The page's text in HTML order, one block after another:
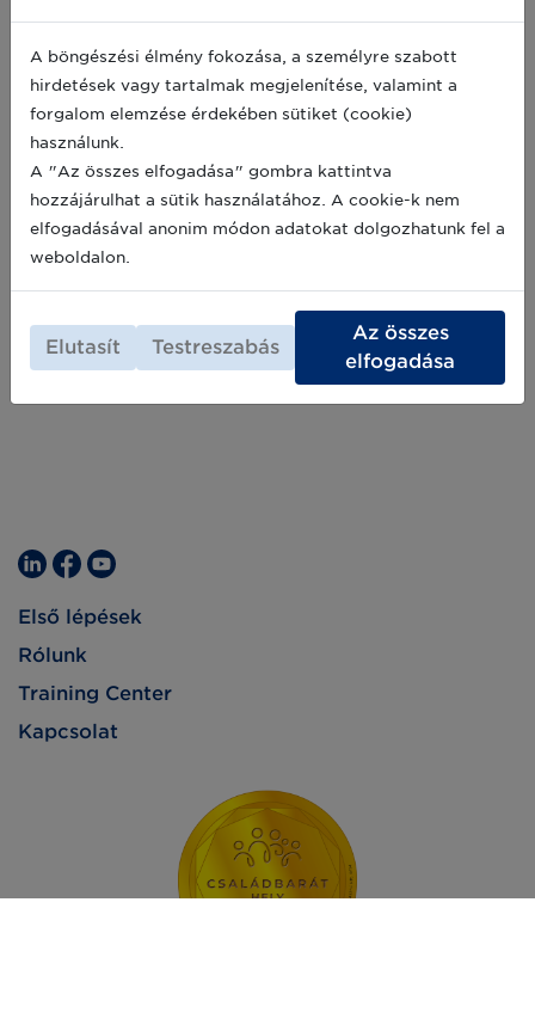
Országos Kardiovaszkuláris Intézet
bemutatójára
A Gottsegen György Országos
Kardiovaszkuláris Intézet és a GS1
Magyarország Nonprofit Zrt. tisztelettel
meghívja Önt a Magyar Egészségügyi
Felhasználói Csoport „Kórházi
nyomonkövetés” munkacsoportjának soron
következő nyílt ülésére, amelyet 2023. október
Archív hírek >>
Első lépések
Rólunk
Training Center
Kapcsolat
A böngészési élmény fokozása, a személyre szabott
hirdetések vagy tartalmak megjelenítése, valamint a
forgalom elemzése érdekében sütiket (cookie)
használunk.
A "Az összes elfogadása" gombra kattintva
hozzájárulhat a sütik használatához. A cookie-k nem
elfogadásával anonim módon adatokat dolgozhatunk fel a
weboldalon.
Elutasít Testreszabás
Az összes
elfogadása